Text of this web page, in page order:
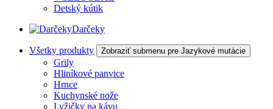
Detský kútik
Darčeky
Všetky produkty Zobraziť submenu pre Jazykové mutácie
Grily
Hliníkové panvice
Hrnce
Kuchynské nože
Lyžičky na kávu